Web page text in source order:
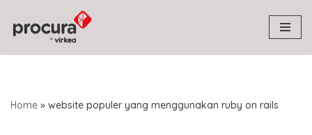
Skip
to
Home » website populer yang menggunakan ruby on rails